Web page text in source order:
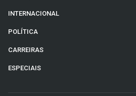
INTERNACIONAL
POLÍTICA
CARREIRAS
ESPECIAIS